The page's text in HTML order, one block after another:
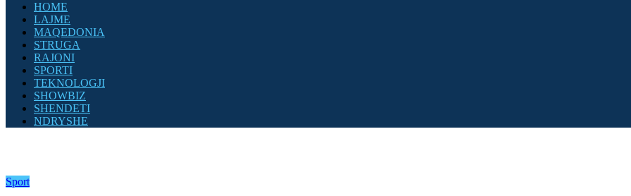
HOME
LAJME
MAQEDONIA
STRUGA
RAJONI
SPORTI
TEKNOLOGJI
SHOWBIZ
SHENDETI
NDRYSHE
Sport